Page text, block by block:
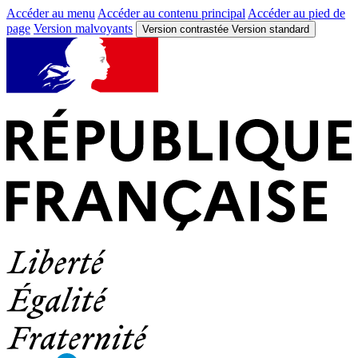
Accéder au menu Accéder au contenu principal Accéder au pied de
page Version malvoyants Version contrastée Version standard